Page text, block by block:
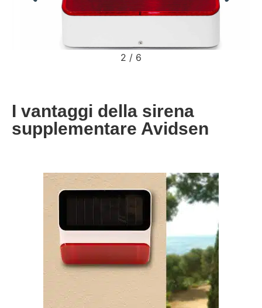
2 / 6
I vantaggi della sirena
supplementare Avidsen